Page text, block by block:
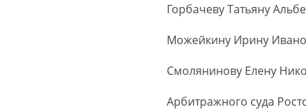
Горбачеву Татьяну
Можейкину Ирину
Смолянинову Елену
Арбитражного суда